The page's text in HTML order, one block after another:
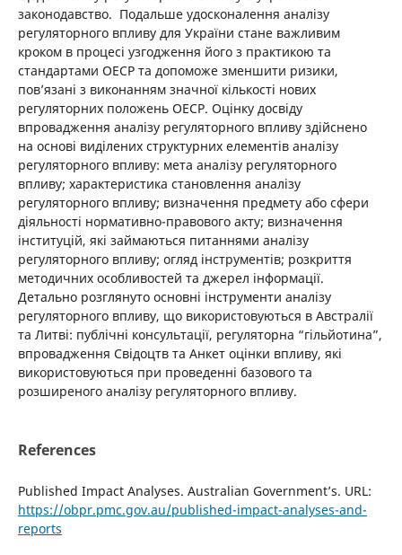
законодавство. Подальше удосконалення аналізу
регуляторного впливу для України стане важливим
кроком в процесі узгодження його з практикою та
стандартами ОЕСР та допоможе зменшити ризики,
пов’язані з виконанням значної кількості нових
регуляторних положень ОЕСР. Оцінку досвіду
впровадження аналізу регуляторного впливу здійснено
на основі виділених структурних елементів аналізу
регуляторного впливу: мета аналізу регуляторного
впливу; характеристика становлення аналізу
регуляторного впливу; визначення предмету або сфери
діяльності нормативно-правового акту; визначення
інституцій, які займаються питаннями аналізу
регуляторного впливу; огляд інструментів; розкриття
методичних особливостей та джерел інформації.
Детально розглянуто основні інструменти аналізу
регуляторного впливу, що використовуються в Австралії
та Литві: публічні консультації, регуляторна “гільйотина”,
впровадження Свідоцтв та Анкет оцінки впливу, які
використовуються при проведенні базового та
розширеного аналізу регуляторного впливу.
References
Published Impact Analyses. Australian Government’s. URL:
https://obpr.pmc.gov.au/published-impact-analyses-and-
reports